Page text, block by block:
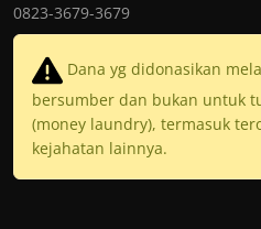
0823-3679-3679
Dana yg didonasikan
bersumber dan bukan untuk
(money laundry), termasuk
kejahatan lainnya.